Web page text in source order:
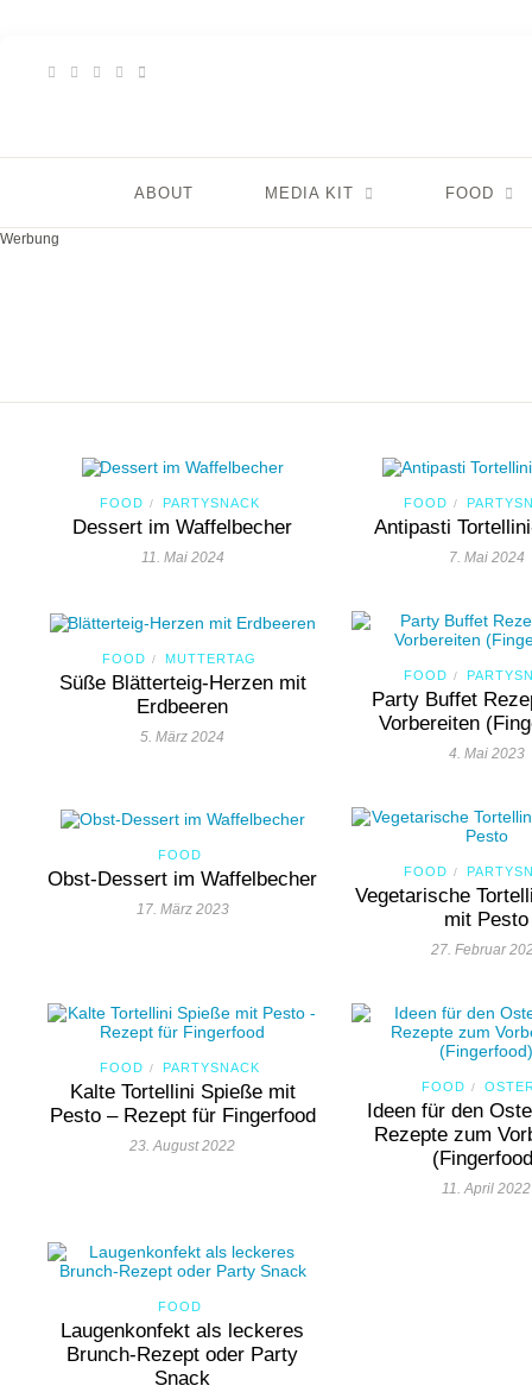
ABOUT MEDIA KIT FOOD
Werbung
FOOD / PARTYSNACK
Dessert im Waffelbecher
11. Mai 2024
FOOD /
Antipasti
7. Mai 2024
FOOD / MUTTERTAG
Süße Blätterteig-Herzen mit
Erdbeeren
5. März 2024
FOOD /
Party Buffet
Vorbereiten
4. Mai 2023
FOOD
Obst-Dessert im Waffelbecher
17. März 2023
FOOD /
Vegetarische
mit Pesto
27. Februar
FOOD / PARTYSNACK
Kalte Tortellini Spieße mit
Pesto – Rezept für Fingerfood
23. August 2022
FOOD /
Ideen für den
Rezepte zum
11. April 2022
FOOD
Laugenkonfekt als leckeres
Brunch-Rezept oder Party
Snack